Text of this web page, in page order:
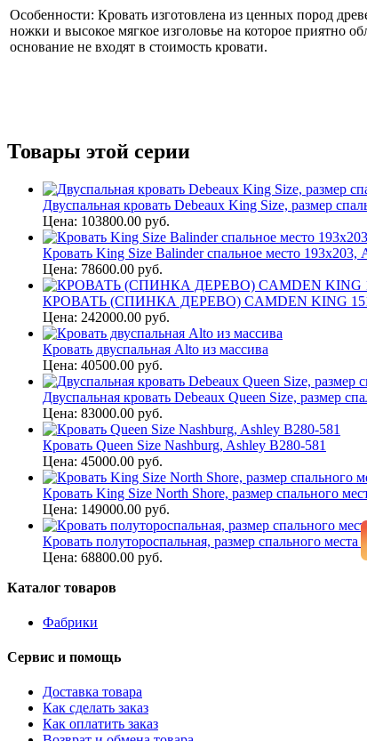
Особенности: Кровать изготовлена из ценных пород
ножки и высокое мягкое изголовье на которое приятно
основание не входят в стоимость кровати.
Товары этой серии
Двуспальная кровать Debeaux King Size, размер
Цена: 103800.00 руб.
Кровать King Size Balinder спальное место 193х203,
Цена: 78600.00 руб.
КРОВАТЬ (СПИНКА ДЕРЕВО) CAMDEN KING
Цена: 242000.00 руб.
Кровать двуспальная Alto из массива
Цена: 40500.00 руб.
Двуспальная кровать Debeaux Queen Size, размер
Цена: 83000.00 руб.
Кровать Queen Size Nashburg, Ashley B280-581
Цена: 45000.00 руб.
Кровать King Size North Shore, размер спального
Цена: 149000.00 руб.
Кровать полутороспальная, размер спального
Цена: 68800.00 руб.
Каталог товаров
Фабрики
Сервис и помощь
Доставка товара
Как сделать заказ
Как оплатить заказ